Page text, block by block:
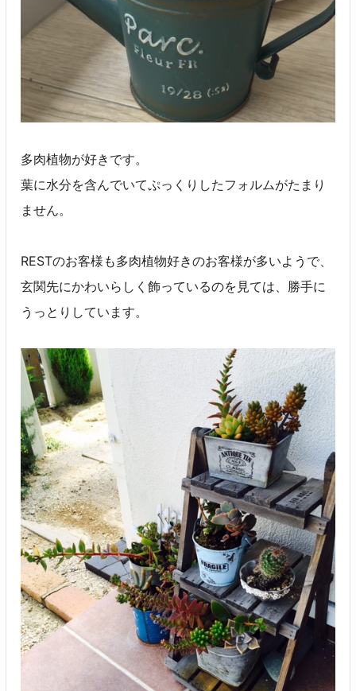
多肉植物が好きです。
葉に水分を含んでいてぷっくりしたフォルムがたまり
ません。
RESTのお客様も多肉植物好きのお客様が多いようで、
玄関先にかわいらしく飾っているのを見ては、勝手に
うっとりしています。